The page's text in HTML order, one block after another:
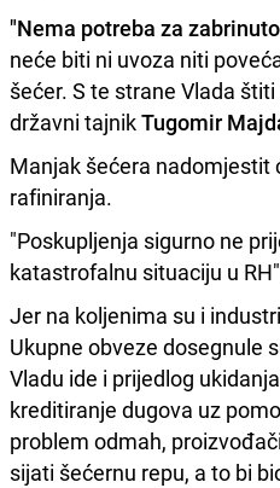
"Nema potreba za
neće biti ni uvoza niti
šećer. S te strane Vlada
državni tajnikTugomir
Manjak šećera nadomjestit
rafiniranja.
"Poskupljenja sigurno ne
katastrofalnu situaciju u
Jer na koljenima su i
Ukupne obveze dosegnule
Vladu ide i prijedlog
kreditiranje dugova uz
problem odmah,
sijati šećernu repu, a to bi